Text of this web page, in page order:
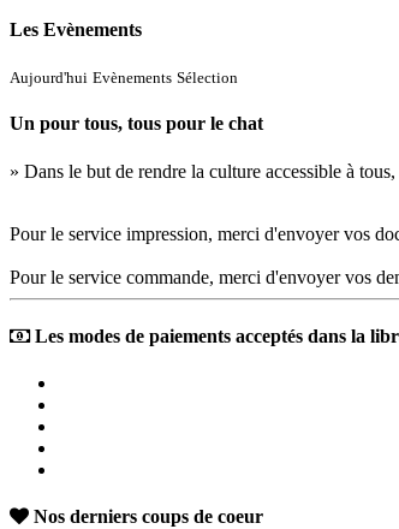
Les Evènements
Aujourd'hui Evènements Sélection
Un pour tous, tous pour le chat
» Dans le but de rendre la culture accessible à
Pour le service impression, merci d'envoyer vos
Pour le service commande, merci d'envoyer vos
Les modes de paiements acceptés dans la
Nos derniers coups de coeur